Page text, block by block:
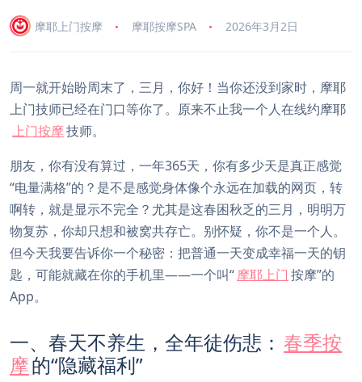
摩耶上门按摩 摩耶按摩SPA 2026年3月2日
周一就开始盼周末了，三月，你好！当你还没到家时，摩耶
上门技师已经在门口等你了。原来不止我一个人在线约摩耶
上门按摩技师。
朋友，你有没有算过，一年365天，你有多少天是真正感觉
“电量满格”的？是不是感觉身体像个永远在加载的网页，转
啊转，就是显示不完全？尤其是这春困秋乏的三月，明明万
物复苏，你却只想和被窝共存亡。别怀疑，你不是一个人。
但今天我要告诉你一个秘密：把普通一天变成幸福一天的钥
匙，可能就藏在你的手机里——一个叫“摩耶上门 按摩”的
App。
一、春天不养生，全年徒伤悲： 春季按
摩的“隐藏福利”